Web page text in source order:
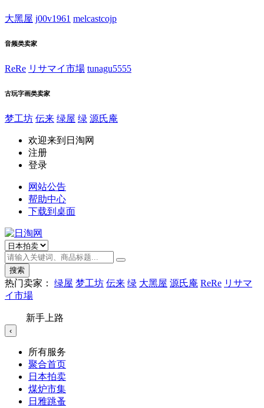
大黑屋 j00v1961 melcastcojp
音频类卖家
ReRe リサマイ市場 tunagu5555
古玩字画类卖家
梦工坊 伝来 绿屋 绿 源氏庵
欢迎来到日淘网
注册
登录
网站公告
帮助中心
下载到桌面
搜索
热门卖家： 绿屋 梦工坊 伝来 绿 大黑屋 源氏庵 ReRe リサマ
イ市場
新手上路
‹
所有服务
聚合首页
日本拍卖
煤炉市集
日雅跳蚤